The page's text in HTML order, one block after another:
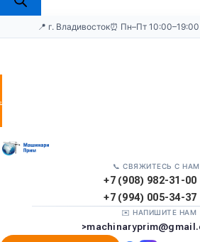
📍 г. Владивосток⏰ Пн–Пт 10:00–19:00
заявку
📞 СВЯЖИТЕСЬ С
+7 (908) 982-31-00
+7 (994) 005-34-37
✉️ НАПИШИТЕ НАМ
>